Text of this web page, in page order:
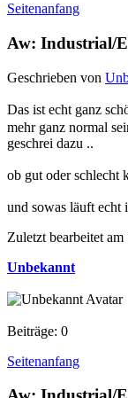
Seitenanfang
Aw: Industrial/
Geschrieben von
Das ist echt ganz
mehr ganz normal
geschrei dazu ..
ob gut oder schlecht
und sowas läuft echt
Zuletzt bearbeitet
Unbekannt
Beiträge: 0
Seitenanfang